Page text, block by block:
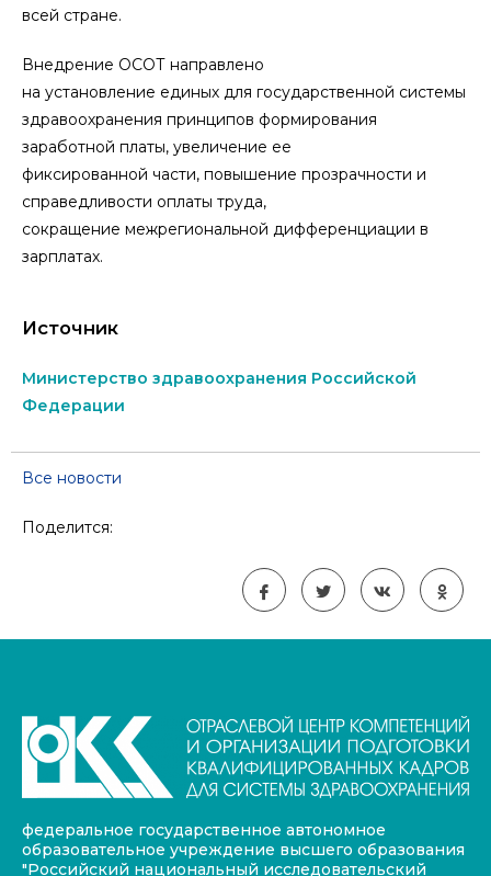
всей стране.
Внедрение ОСОТ направлено
на установление единых для государственной системы
здравоохранения принципов формирования
заработной платы, увеличение ее
фиксированной части, повышение прозрачности и
справедливости оплаты труда,
сокращение межрегиональной дифференциации в
зарплатах.
Источник
Министерство здравоохранения Российской
Федерации
Все новости
Поделится:
федеральное государственное автономное
образовательное учреждение высшего образования
"Российский национальный исследовательский